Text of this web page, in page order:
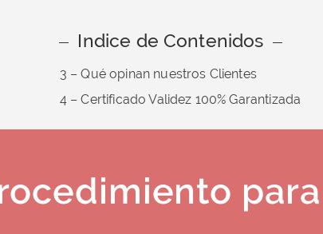
Indice de Contenidos
3 – Qué opinan nuestros Clientes
4 – Certificado Validez 100% Garantizada